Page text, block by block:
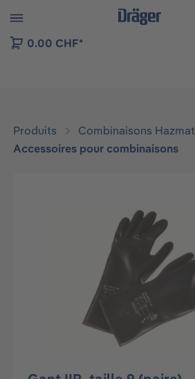
to B2B platform navigation
0.00 CHF*
Produits
Combinaisons Hazmat
Accessoires pour combinaisons
Ignorer la galerie d'images